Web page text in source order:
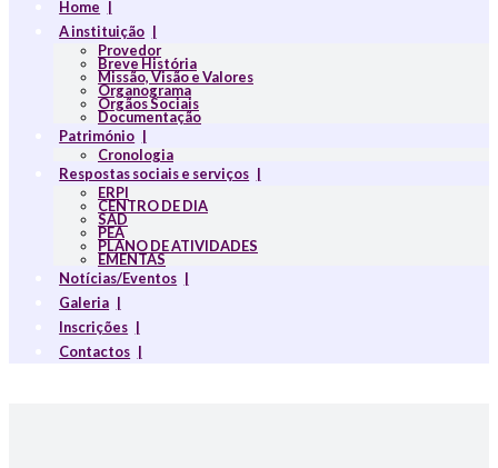
Home
A instituição
Provedor
Breve História
Missão, Visão e Valores
Organograma
Orgãos Sociais
Documentação
Património
Cronologia
Respostas sociais e serviços
ERPI
CENTRO DE DIA
SAD
PEA
PLANO DE ATIVIDADES
EMENTAS
Notícias/Eventos
Galeria
Inscrições
Contactos